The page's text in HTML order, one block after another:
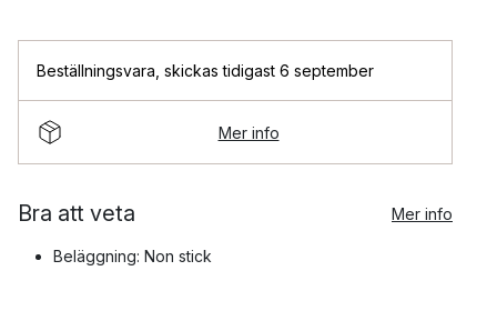
Beställningsvara skickas tidigast 6 september
Mer info
Bra att veta Mer info
Beläggning: Non stick